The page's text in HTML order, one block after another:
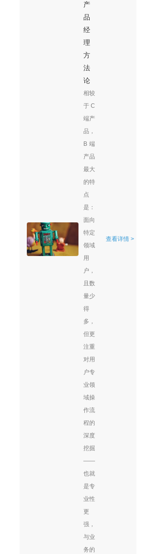
产
品
经
理
方
法
论
相较
于C
端产
品，
B端
产品
最大
的特
点
是：
面向
特定
领域
用
户，
且数
量少
得
多，
但更
注重
对用
户专
业领
域操
作流
程的
深度
挖掘
——
也就
是专
业性
更
强，
与业
务的
查看详情 >